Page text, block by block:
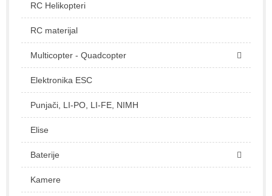
RC Helikopteri
RC materijal
Multicopter - Quadcopter
Elektronika ESC
Punjači, LI-PO, LI-FE, NIMH
Elise
Baterije
Kamere